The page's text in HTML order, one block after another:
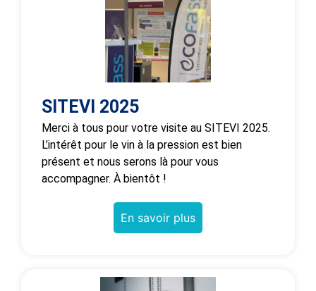
SITEVI 2025
Merci à tous pour votre visite au SITEVI 2025.
L’intérêt pour le vin à la pression est bien
présent et nous serons là pour vous
accompagner. À bientôt !
En savoir plus